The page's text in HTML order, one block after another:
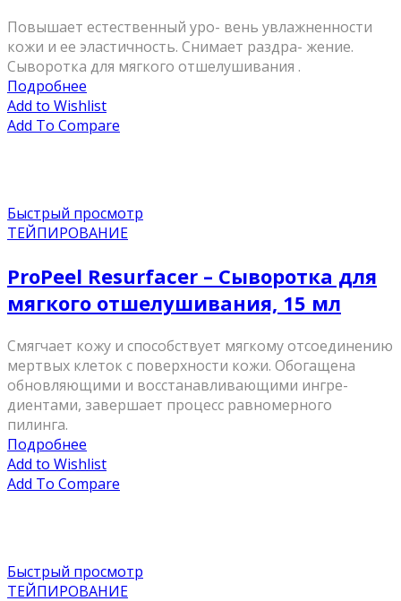
Повышает естественный уро- вень увлажненности
кожи и ее эластичность. Снимает раздра- жение.
Сыворотка для мягкого отшелушивания .
Подробнее
Add to Wishlist
Add To Compare
Быстрый просмотр
ТЕЙПИРОВАНИЕ
ProPeel Resurfacer – Сыворотка для
мягкого отшелушивания, 15 мл
Смягчает кожу и способствует мягкому отсоединению
мертвых клеток с поверхности кожи. Обогащена
обновляющими и восстанавливающими ингре-
диентами, завершает процесс равномерного
пилинга.
Подробнее
Add to Wishlist
Add To Compare
Быстрый просмотр
ТЕЙПИРОВАНИЕ